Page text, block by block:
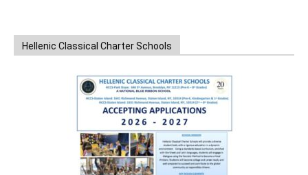
Hellenic Classical Charter Schools